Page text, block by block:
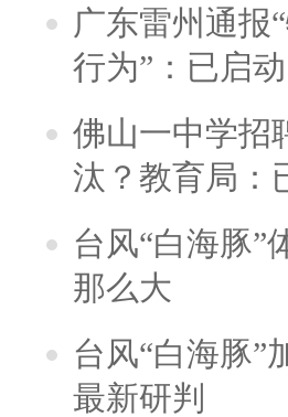
广东雷州通报
行为”：已启
佛山一中学招
汰？教育局：
台风“白海豚”
那么大
台风“白海豚”
最新研判